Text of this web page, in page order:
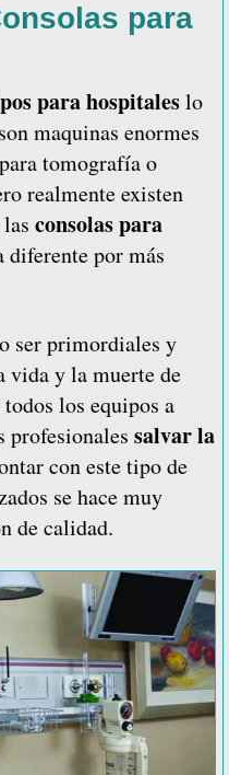
para
para hospitaleslo
maquinas enormes
tomografía o
realmente existen
consolas para
diferente por más
ser primordiales y
vida y la muerte de
los equipos a
profesionales salvar la
con este tipo de
se hace muy
de calidad.